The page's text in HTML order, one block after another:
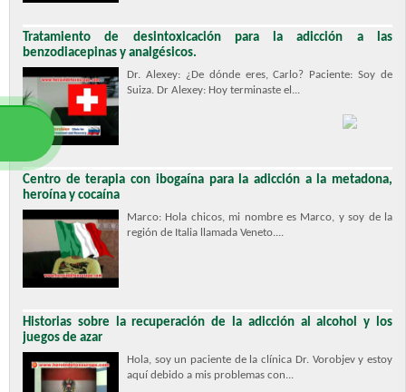
Tratamiento de desintoxicación para la adicción a las
benzodiacepinas y analgésicos.
Dr. Alexey: ¿De dónde eres, Carlo? Paciente: Soy de
Suiza. Dr Alexey: Hoy terminaste el...
Centro de terapia con ibogaína para la adicción a la metadona,
heroína y cocaína
Marco: Hola chicos, mi nombre es Marco, y soy de la
región de Italia llamada Veneto....
Historias sobre la recuperación de la adicción al alcohol y los
juegos de azar
Hola, soy un paciente de la clínica Dr. Vorobjev y estoy
aquí debido a mis problemas con...